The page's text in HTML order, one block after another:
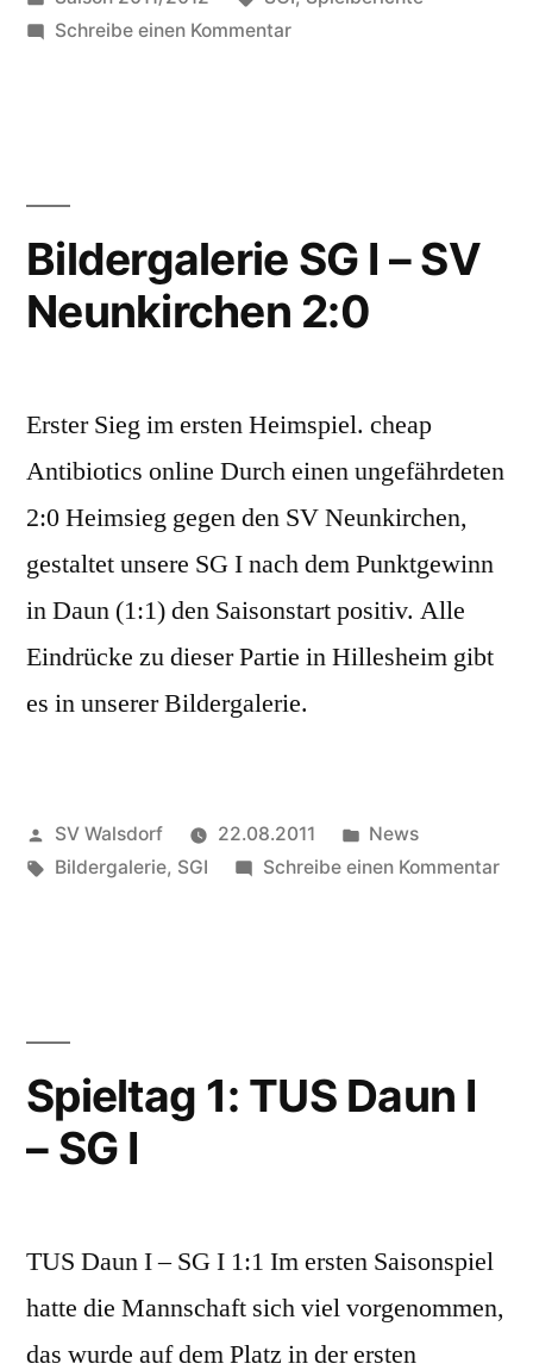
in
Schreibe einen Kommentarzu
Neunkirchen
Bildergalerie SG I – SV
Neunkirchen 2:0
Erster Sieg im ersten Heimspiel. cheap
Antibiotics online Durch einen ungefährdeten
2:0 Heimsieg gegen den SV Neunkirchen,
gestaltet unsere SG I nach dem Punktgewinn
in Daun (1:1) den Saisonstart positiv. Alle
Eindrücke zu dieser Partie in Hillesheim gibt
es in unserer Bildergalerie.
Veröffentlicht
von
SV Walsdorf 22.08.2011
Veröffentlicht
in
News
Schlagwörter:
Bildergalerie, SGI Schreibe einen Kommentarzu
Spieltag 1: TUS Daun I
– SG I
TUS Daun I – SG I 1:1 Im ersten Saisonspiel
hatte die Mannschaft sich viel vorgenommen,
das wurde auf dem Platz in der ersten